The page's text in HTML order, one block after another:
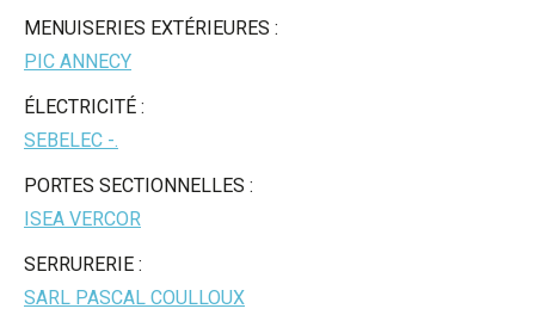
MENUISERIES EXTÉRIEURES :
PIC ANNECY
ÉLECTRICITÉ :
SEBELEC -.
PORTES SECTIONNELLES :
ISEA VERCOR
SERRURERIE :
SARL PASCAL COULLOUX